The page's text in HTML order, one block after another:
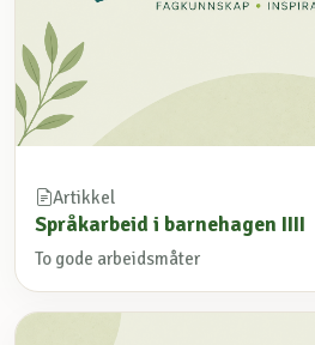
Artikkel
Språkarbeid i barnehagen IIII
To gode arbeidsmåter